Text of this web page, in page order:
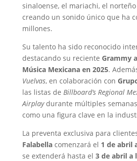
sinaloense, el mariachi, el
creando un sonido único que ha
millones.
Su talento ha sido reconocido
destacando su reciente Grammy
Música Mexicana en 2025.
Vuelvas, en colaboración con
las listas de Billboard’s Regional
Airplaydurante múltiples
como una figura clave en la
La preventa exclusiva para
Falabellacomenzará el 1 de abril
se extenderá hasta el 3 de abril a